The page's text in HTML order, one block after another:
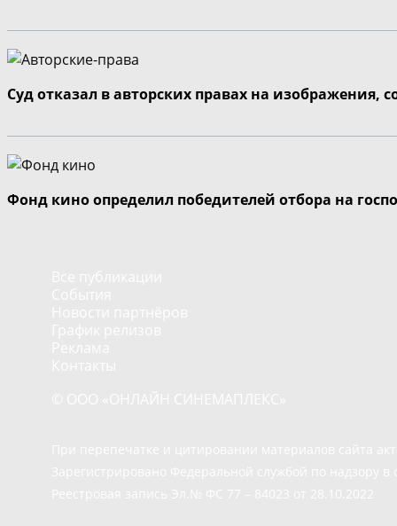
Суд отказал в авторских правах на изображения,
Фонд кино определил победителей отбора на